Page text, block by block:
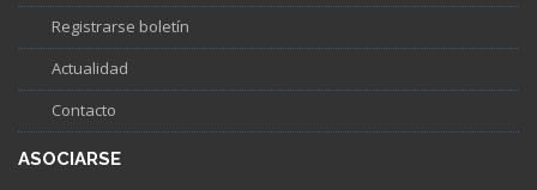
Registrarse boletín
Actualidad
Contacto
ASOCIARSE